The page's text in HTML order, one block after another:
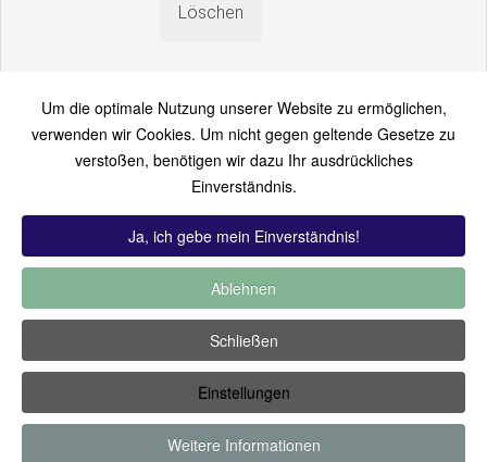
An einen Freund senden
Bitte loggen Sie sich zuerst ein...
-Zuletzt hinzugekommen
kommentiert-Meist gesehen
Copyright ©2019 by Thomas Füssler
Um die optimale Nutzung unserer Website zu ermöglichen,
verwenden wir Cookies. Um nicht gegen geltende Gesetze zu
verstoßen, benötigen wir dazu Ihr ausdrückliches
Einverständnis.
Ja, ich gebe mein Einverständnis!
Ablehnen
Schließen
Einstellungen
Weitere Informationen